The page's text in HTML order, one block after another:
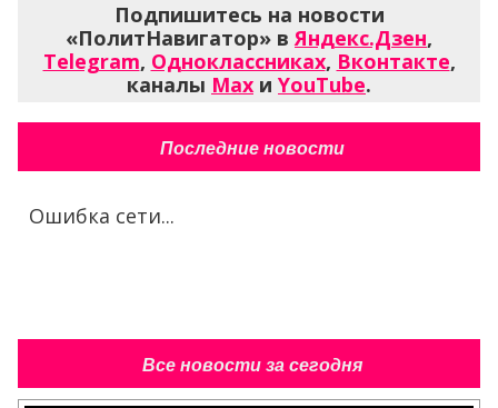
Подпишитесь на новости
«ПолитНавигатор» вЯндекс.Дзен,
Telegram, Одноклассниках, Вконтакте,
каналы Max и YouTube.
Последние новости
Ошибка сети...
Все новости за сегодня